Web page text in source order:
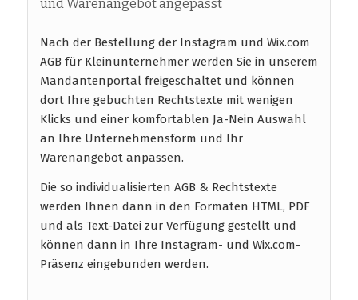
und Warenangebot angepasst
Nach der Bestellung der Instagram und Wix.com
AGB für Kleinunternehmer werden Sie in unserem
Mandantenportal freigeschaltet und können
dort Ihre gebuchten Rechtstexte mit wenigen
Klicks und einer komfortablen Ja-Nein Auswahl
an Ihre Unternehmensform und Ihr
Warenangebot anpassen.
Die so individualisierten AGB & Rechtstexte
werden Ihnen dann in den Formaten HTML, PDF
und als Text-Datei zur Verfügung gestellt und
können dann in Ihre Instagram- und Wix.com-
Präsenz eingebunden werden.